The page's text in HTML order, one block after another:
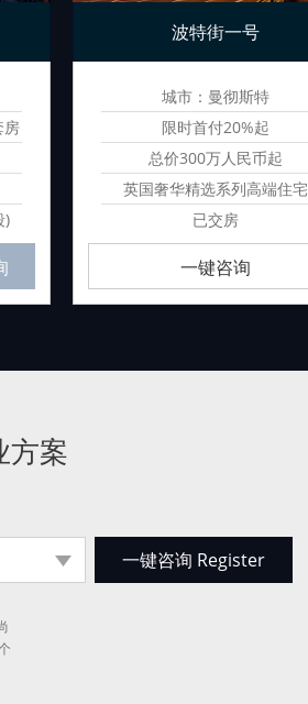
房
)
波特街一号
城市：曼彻斯特
限时首付20%起
总价300万人民币起
英国奢华精选系列高端住宅
已交房
一键咨询
方案